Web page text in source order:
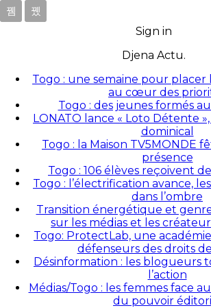
Sign in
Djena Actu.
Togo : une semaine pour
au cœur des
Togo : des jeunes formés
LONATO lance « Loto Détente
dominical
Togo : la Maison TV5MONDE
présence
Togo : 106 élèves reçoivent
Togo : l’électrification avance,
dans l’ombre
Transition énergétique et genre
sur les médias et les
Togo: ProtectLab, une
défenseurs des droits
Désinformation : les blogueurs
l’action
Médias/Togo : les femmes face
du pouvoir